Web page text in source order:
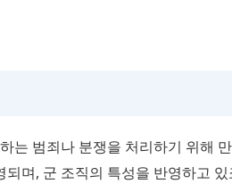
는 범죄나 분쟁을 처리하기 위해
며, 군 조직의 특성을 반영하고 있